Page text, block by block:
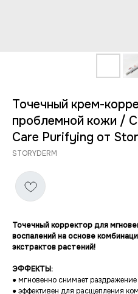
Точечный крем-
проблемной кожи /
Care Purifying от
STORYDERM
Точечный корректор для
воспалений на основе
экстрактов растений!
ЭФФЕКТЫ:
● мгновенно снимает
● эффективен для расщепления